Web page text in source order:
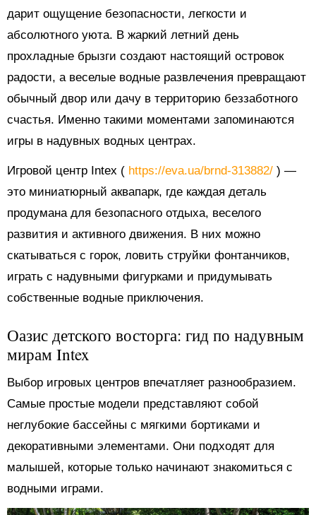
дарит ощущение безопасности, легкости и
абсолютного уюта. В жаркий летний день
прохладные брызги создают настоящий островок
радости, а веселые водные развлечения превращают
обычный двор или дачу в территорию беззаботного
счастья. Именно такими моментами запоминаются
игры в надувных водных центрах.
Игровой центр Intex ( https://eva.ua/brnd-313882/ ) —
это миниатюрный аквапарк, где каждая деталь
продумана для безопасного отдыха, веселого
развития и активного движения. В них можно
скатываться с горок, ловить струйки фонтанчиков,
играть с надувными фигурками и придумывать
собственные водные приключения.
Оазис детского восторга: гид по надувным
мирам Intex
Выбор игровых центров впечатляет разнообразием.
Самые простые модели представляют собой
неглубокие бассейны с мягкими бортиками и
декоративными элементами. Они подходят для
малышей, которые только начинают знакомиться с
водными играми.